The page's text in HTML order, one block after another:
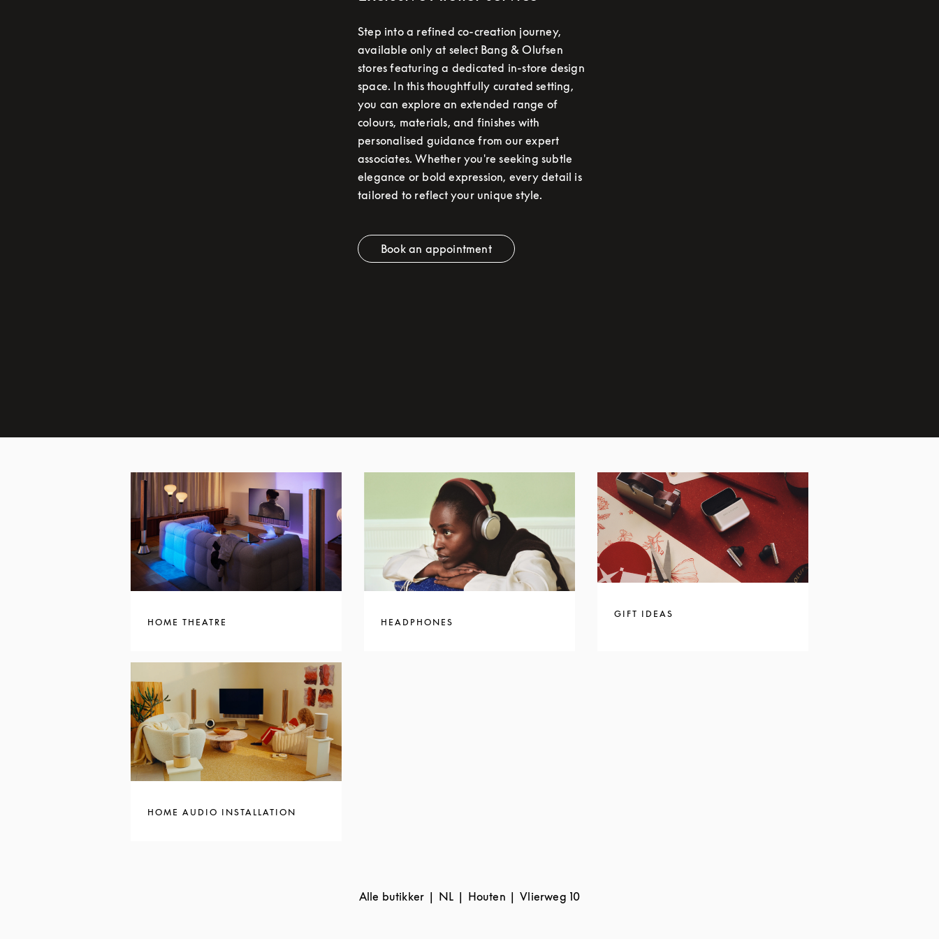
Step into a refined co-creation journey,
available only at select Bang & Olufsen
stores featuring a dedicated in-store design
space. In this thoughtfully curated setting,
you can explore an extended range of
colours, materials, and finishes with
personalised guidance from our expert
associates. Whether you're seeking subtle
elegance or bold expression, every detail is
tailored to reflect your unique style.
Book an appointmentLink Opens in New Tab
HOME THEATRE HEADPHONES
GIFT IDEAS
HOME AUDIO INSTALLATION
Alle butikker NL Houten Vlierweg 10